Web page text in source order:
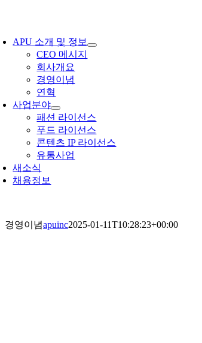
APU 소개 및 정보
CEO 메시지
회사개요
경영이념
연혁
사업분야
패션 라이선스
푸드 라이선스
콘텐츠 IP 라이선스
유통사업
새소식
채용정보
경영이념apuinc2025-01-11T10:28:23+00:00